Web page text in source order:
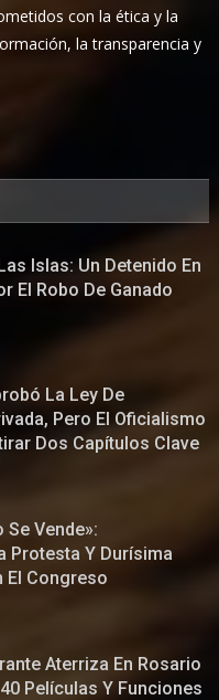
con la ética y la
la transparencia y
Islas: Un Detenido En
El Robo De Ganado
La Ley De
Pero El Oficialismo
Dos Capítulos Clave
Se Vende»:
Protesta Y Durísima
El Congreso
Aterriza En Rosario
Películas Y Funciones